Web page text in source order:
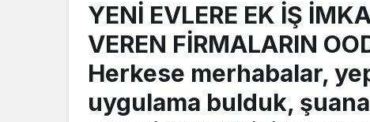
YENİ EVLERE EK İŞ
VEREN FİRMALARIN
Herkese merhabalar,
uygulama bulduk,